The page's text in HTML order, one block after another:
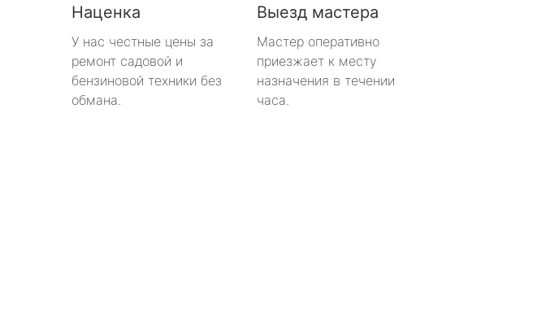
Наценка
У нас честные цены за
ремонт садовой и
бензиновой техники без
обмана.
Выезд мастера
Мастер оперативно
приезжает к месту
назначения в течении
часа.